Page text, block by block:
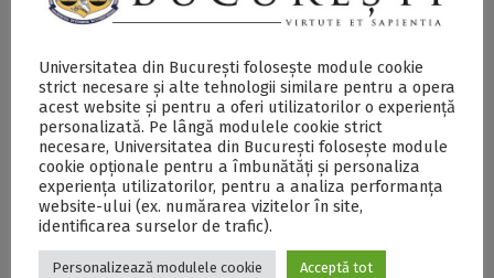
angajamentul Universității din București pentru
SECŢIUNE ACCESIBILIZATĂ PENTRU
PERSOANELE CU DIZABILITĂŢI DE VEDERE
Universitatea din București, prezență importantă la
întâlnirea plenară a Grupului de Protecție Civilă al
NATO, la sediul NATO de la Bruxelles - DOCX
Universitatea din București folosește module cookie
strict necesare și alte tehnologii similare pentru a opera
acest website și pentru a oferi utilizatorilor o experiență
personalizată. Pe lângă modulele cookie strict
necesare, Universitatea din București folosește module
cookie opționale pentru a îmbunătăți și personaliza
experiența utilizatorilor, pentru a analiza performanța
website-ului (ex. numărarea vizitelor în site,
identificarea surselor de trafic).
Personalizează modulele cookie Acceptă tot